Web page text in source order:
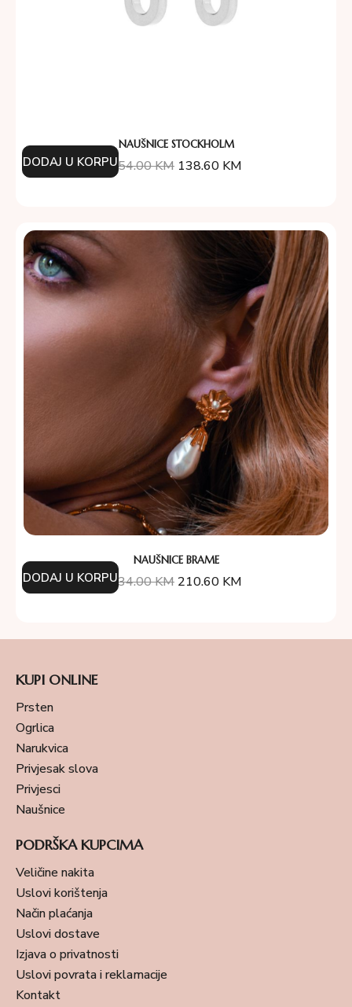
NAUŠNICE STOCKHOLM
154.00KM 138.60 KM
DODAJ U KORPU
NAUŠNICE BRAME
234.00KM 210.60 KM
DODAJ U KORPU
KUPI ONLINE
Prsten
Ogrlica
Narukvica
Privjesak slova
Privjesci
Naušnice
PODRŠKA KUPCIMA
Veličine nakita
Uslovi korištenja
Način plaćanja
Uslovi dostave
Izjava o privatnosti
Uslovi povrata i reklamacije
Kontakt